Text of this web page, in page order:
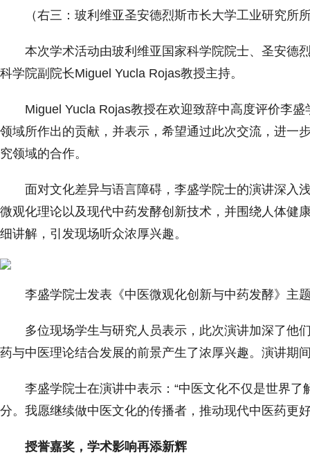
（右三：玻利维亚圣安德烈斯市长大学工业研究所
本次学术活动由玻利维亚国家科学院院士、圣安德
科学院副院长Miguel Yucla Rojas教授主持。
Miguel Yucla Rojas教授在欢迎致辞中高度评价李
领域所作出的贡献，并表示，希望通过此次交流，进一
究领域的合作。
面对文化差异与语言障碍，李盛学院士的演讲深入
微观化理论以及现代中药发酵创新技术，并围绕人体健
细讲解，引发现场听众浓厚兴趣。
李盛学院士发表《中医微观化创新与中药发酵》主
多位现场学生与研究人员表示，此次演讲加深了他
药与中医理论结合发展的前景产生了浓厚兴趣。演讲期
李盛学院士在演讲中表示：“中医文化不仅是世界
分。我愿继续做中医文化的传播者，推动现代中医药更
授誉嘉奖，学术影响再添新辉